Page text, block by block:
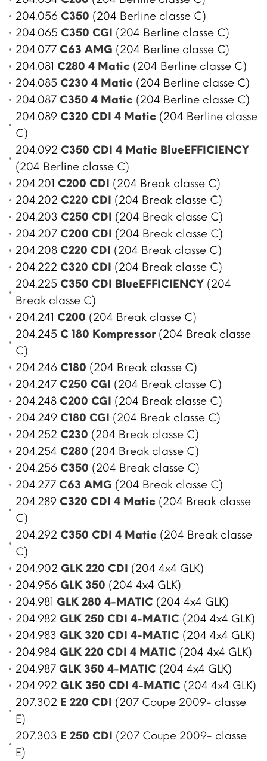
204.056 C350 (204 Berline classe C)
204.065 C350 CGI (204 Berline classe C)
204.077 C63 AMG (204 Berline classe C)
204.081 C280 4 Matic (204 Berline classe C)
204.085 C230 4 Matic (204 Berline classe C)
204.087 C350 4 Matic (204 Berline classe C)
204.089 C320 CDI 4 Matic (204 Berline classe
C)
204.092 C350 CDI 4 Matic BlueEFFICIENCY
(204 Berline classe C)
204.201 C200 CDI (204 Break classe C)
204.202 C220 CDI (204 Break classe C)
204.203 C250 CDI (204 Break classe C)
204.207 C200 CDI (204 Break classe C)
204.208 C220 CDI (204 Break classe C)
204.222 C320 CDI (204 Break classe C)
204.225 C350 CDI BlueEFFICIENCY (204
Break classe C)
204.241 C200 (204 Break classe C)
204.245 C 180 Kompressor (204 Break classe
C)
204.246 C180 (204 Break classe C)
204.247 C250 CGI (204 Break classe C)
204.248 C200 CGI (204 Break classe C)
204.249 C180 CGI (204 Break classe C)
204.252 C230 (204 Break classe C)
204.254 C280 (204 Break classe C)
204.256 C350 (204 Break classe C)
204.277 C63 AMG (204 Break classe C)
204.289 C320 CDI 4 Matic (204 Break classe
C)
204.292 C350 CDI 4 Matic (204 Break classe
C)
204.902 GLK 220 CDI (204 4x4 GLK)
204.956 GLK 350 (204 4x4 GLK)
204.981 GLK 280 4-MATIC (204 4x4 GLK)
204.982 GLK 250 CDI 4-MATIC (204 4x4 GLK)
204.983 GLK 320 CDI 4-MATIC (204 4x4 GLK)
204.984 GLK 220 CDI 4 MATIC (204 4x4 GLK)
204.987 GLK 350 4-MATIC (204 4x4 GLK)
204.992 GLK 350 CDI 4-MATIC (204 4x4 GLK)
207.302 E 220 CDI (207 Coupe 2009- classe
E)
207.303 E 250 CDI (207 Coupe 2009- classe
E)